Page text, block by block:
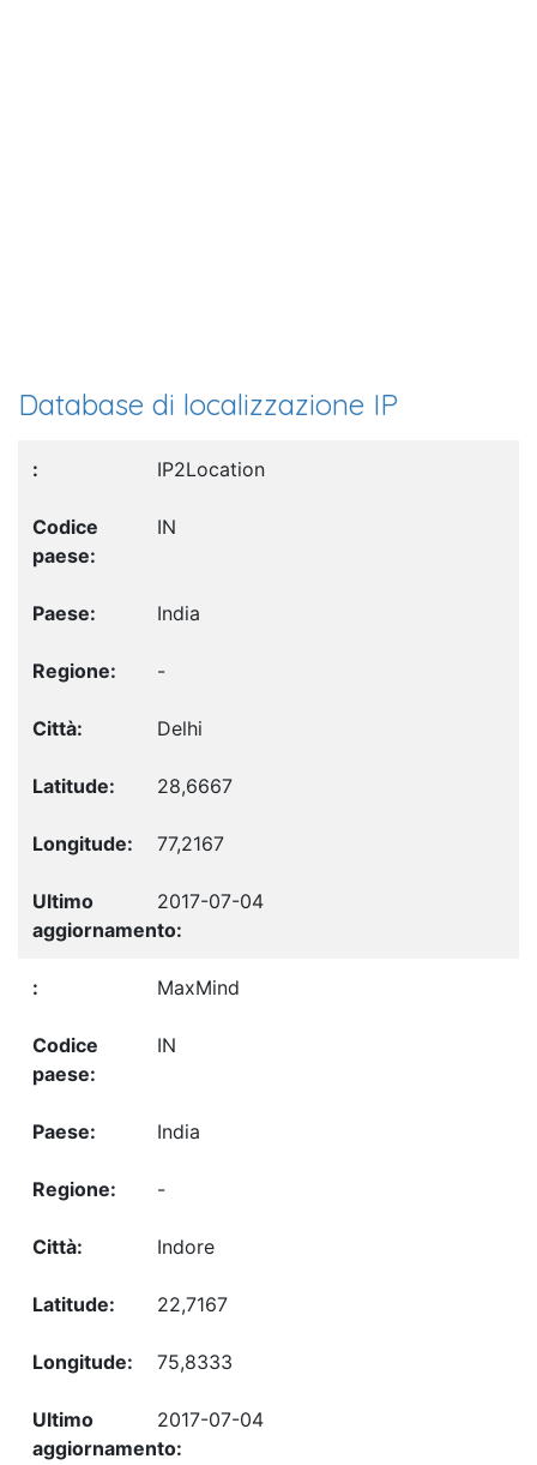
Database di localizzazione IP
IP2Location
IN
India
-
Delhi
28,6667
77,2167
2017-07-04
MaxMind
IN
India
-
Indore
22,7167
75,8333
2017-07-04